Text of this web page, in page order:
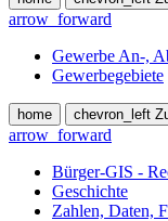
arrow_forward
Gewerbe An-,
Gewerbegebiete
home chevron_left
arrow_forward
Bürger-GIS -
Geschichte
Zahlen, Daten,